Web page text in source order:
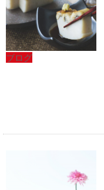
ブログ